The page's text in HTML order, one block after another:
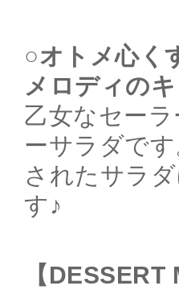
○オトメ心く
メロディの
乙女なセー
ーサラダで
されたサラ
す♪
【DESSERT